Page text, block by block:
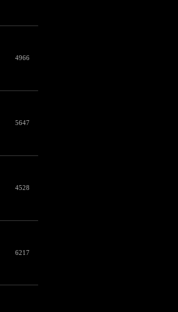
4966
5647
4528
6217